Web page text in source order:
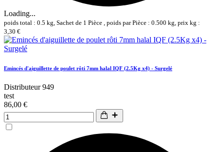
Loading...
poids total : 0.5 kg, Sachet de 1 Pièce , poids par Pièce : 0.500 kg, prix kg :
3,30 €
Emincés d'aiguillette de poulet rôti 7mm halal IQF (2.5Kg x4) - Surgelé
Distributeur 949
test
86,00 €